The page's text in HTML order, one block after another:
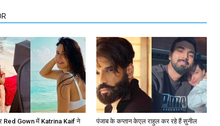
Red Gown में Katrina Kaif ने
पंजाब के कप्तान केएल राहुल कर रहे हैं सुनील